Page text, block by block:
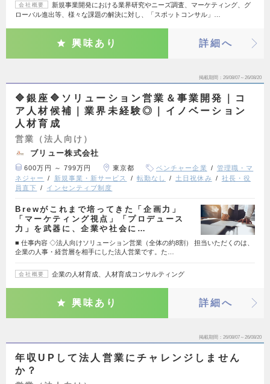
会社概要
新規事業開発における業界研究やニーズ調査、マーケティング、グ
ローバル進出等、様々な課題の解決に対し、「スポットコンサル」…
興味あり 詳細へ
掲載期間 26/08/07～26/08/20
🔷銀座🔷ソリューション営業＆事業開発｜コ
ア人材候補｜業界未経験◎｜イノベーション
人材育成
営業（法人向け）
ブリュー株式会社
600万円 ～ 799万円 東京都 ベンチャー企業
管理職・マ
ネジャー
新規事業・新サービス 転勤なし 土日祝休み
社長・役
員直下
インセンティブ制度
Brewがこれまで培ってきた「企画力」
「マーケティング視点」「プロデュース
力」を武器に、企業や社会に…
■ 仕事内容 ◇法人向けソリューション営業（全体の約8割） 担当いただくのは、
企業の人事・経営層を相手にした法人営業です。た…
会社概要 企業の人材育成、人材育成コンサルティング
興味あり 詳細へ
掲載期間 26/08/07～26/08/20
年収UPして法人営業にチャレンジしません
か？